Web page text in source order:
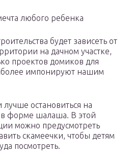
любого ребенка
будет зависеть от
на дачном участке,
проектов домиков для
импонируют нашим
остановиться на
в форме шалаша. В этой
можно предусмотреть
скамеечки, чтобы детям
посмотреть.